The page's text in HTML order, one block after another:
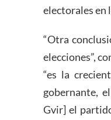
electorales en
“Otra
elecciones”,
“es la
gobernante,
Gvir] el